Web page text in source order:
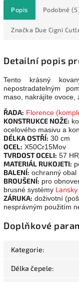
Popis Podobné
Značka Due Cigni
Detailní popis
Tento krásný
nepostradatelným
maso, nakrájíte ovoce,
ŘADA: Florence
KONSTRUKCE NOŽE:
ocelového masivu a
DÉLKA OSTŘÍ: 30 cm
OCEL: X50Cr15Mov
TVRDOST OCELI: 57
MATERIÁL RUKOJETI:
BALENÍ: ochranný obal
BROUŠENÍ: pro
brusné systémy Lansky
ZÁRUKA: doživotní
nesprávným použitím
Doplňkové
Kategorie:
Délka čepele: